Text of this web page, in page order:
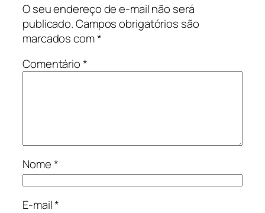
O seu endereço de e-mail não será
publicado.Campos obrigatórios são
marcados com*
Comentário*
Nome*
E-mail*